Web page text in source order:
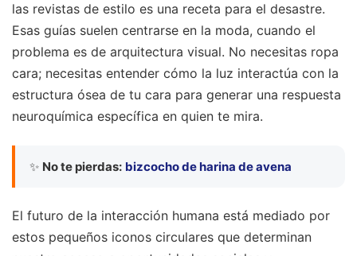
las revistas de estilo es una receta para el desastre.
Esas guías suelen centrarse en la moda, cuando el
problema es de arquitectura visual. No necesitas ropa
cara; necesitas entender cómo la luz interactúa con la
estructura ósea de tu cara para generar una respuesta
neuroquímica específica en quien te mira.
✨ No te pierdas: bizcocho de harina de avena
El futuro de la interacción humana está mediado por
estos pequeños iconos circulares que determinan